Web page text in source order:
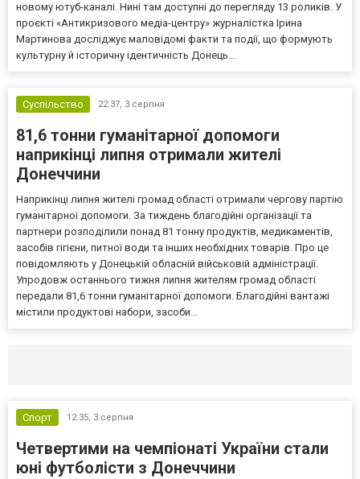
новому ютуб-каналі. Нині там доступні до перегляду 13 роликів. У
проєкті «Антикризового медіа-центру» журналістка Ірина
Мартинова досліджує маловідомі факти та події, що формують
культурну й історичну ідентичність Донець...
Суспільство 22:37, 3 серпня
81,6 тонни гуманітарної допомоги
наприкінці липня отримали жителі
Донеччини
Наприкінці липня жителі громад області отримали чергову партію
гуманітарної допомоги. За тиждень благодійні організації та
партнери розподілили понад 81 тонну продуктів, медикаментів,
засобів гігієни, питної води та інших необхідних товарів. Про це
повідомляють у Донецькій обласній військовій адміністрації.
Упродовж останнього тижня липня жителям громад області
передали 81,6 тонни гуманітарної допомоги. Благодійні вантажі
містили продуктові набори, засоби...
Спорт 12:35, 3 серпня
Четвертими на чемпіонаті України стали
юні футболісти з Донеччини